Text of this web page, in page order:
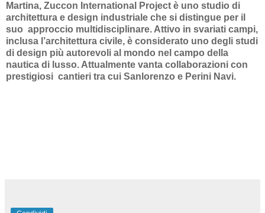
Martina, Zuccon International Project è uno studio di
architettura e design industriale che si distingue per il
suo approccio multidisciplinare. Attivo in svariati campi,
inclusa l’architettura civile, è considerato uno degli studi
di design più autorevoli al mondo nel campo della
nautica di lusso. Attualmente vanta collaborazioni con
prestigiosi cantieri tra cui Sanlorenzo e Perini Navi.